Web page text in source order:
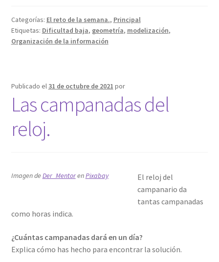
Categorías: El reto de la semana., Principal
Etiquetas: Dificultad baja, geometría, modelización,
Organización de la información
Publicado el 31 de octubre de 2021 por
Las campanadas del
reloj.
Imagen deDer_MentorenPixabay
El reloj del
campanario da
tantas campanadas
como horas indica.
¿Cuántas campanadas dará en un día?
Explica cómo has hecho para encontrar la solución.